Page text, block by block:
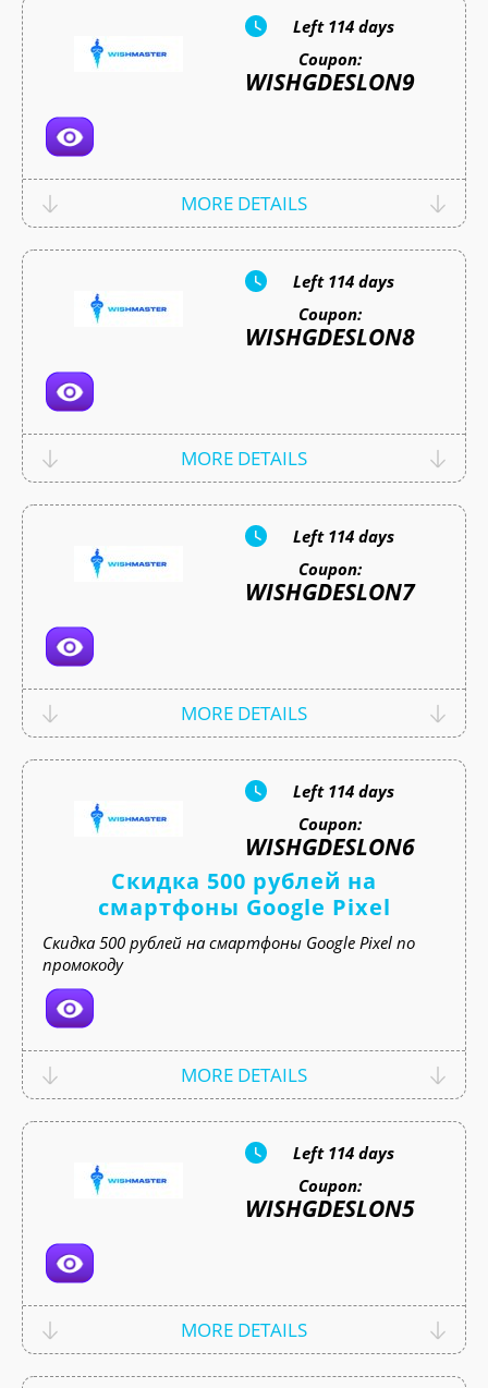
Left 114 days
Coupon:
WISHGDESLON9
MORE DETAILS
Left 114 days
Coupon:
WISHGDESLON8
MORE DETAILS
Left 114 days
Coupon:
WISHGDESLON7
MORE DETAILS
Left 114 days
Coupon:
WISHGDESLON6
Скидка 500 рублей на
смартфоны Google Pixel
Скидка 500 рублей на смартфоны Google Pixel по
промокоду
MORE DETAILS
Left 114 days
Coupon:
WISHGDESLON5
MORE DETAILS